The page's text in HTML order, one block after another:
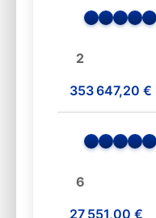
2
353 647,20 €
6
27 551,00 €